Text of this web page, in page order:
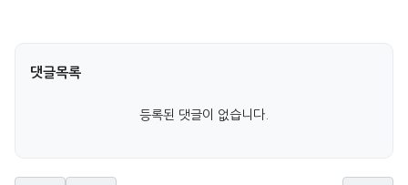
댓글목록
등록된 댓글이 없습니다.